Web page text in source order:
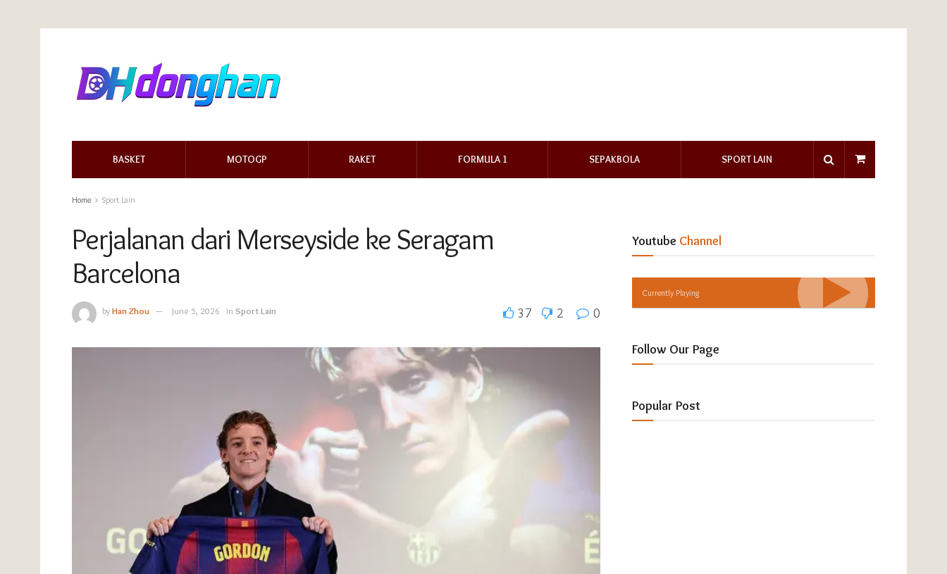
BASKET MOTOGP RAKET FORMULA 1 SEPAKBOLA SPORT LAIN
Home Sport Lain
Perjalanan dari Merseyside ke Seragam
Barcelona
byHan Zhou June 5, 2026 in Sport Lain 37 2 0
Youtube Channel
Currently Playing
Follow Our Page
Popular Post